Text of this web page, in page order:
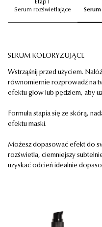
Serum rozświetlające
SERUM KOLORYZUJĄCE
Wstrząśnij przed użyciem.
równomiernie rozprowadź na
efektu glow lub pędzlem, aby
Formuła stapia się ze skórą,
efektu maski.
Możesz dopasować efekt do
rozświetla, ciemniejszy
uzyskać odcień idealnie